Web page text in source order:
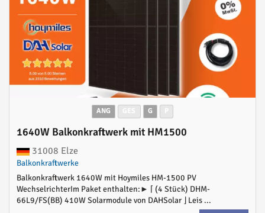
ANG G
1640W Balkonkraftwerk mit HM1500
31008 Elze
Balkonkraftwerke
Balkonkraftwerk 1640W mit Hoymiles HM-1500 PV
WechselrichterIm Paket enthalten:► ⌈ (4 Stück) DHM-
66L9/FS(BB) 410W Solarmodule von DAHSolar ⌋ Leis ...